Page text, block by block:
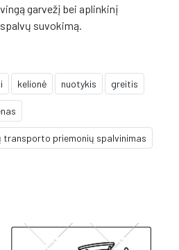
garvežį bei aplinkinį
suvokimą.
kelionė nuotykis greitis
transporto priemonių spalvinimas